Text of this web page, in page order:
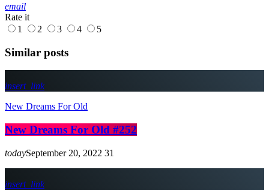
email
Rate it
1
2 3 4 5
Similar posts
insert_link
New Dreams For Old
New Dreams For Old #252
todaySeptember 20, 2022 31
insert_link